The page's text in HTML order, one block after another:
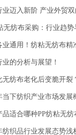
业迈入新阶 产业外贸
无纺布采购：行业趋
业通用！纺粘无纺布精
业的分析与展望！
无纺布老化后变脆开
当下纺织产业市场发展
品适合哪种PP纺粘无
纺织品行业发展态势浅